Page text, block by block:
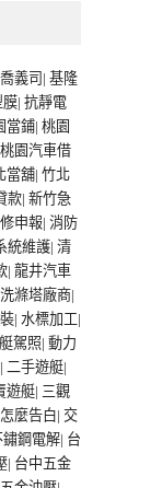
喬義司 | 基隆
膜| 抗靜電
當鋪| 桃園
桃園汽車借
當舖| 竹北
款| 新竹急
申報| 消防
統維護| 清
| 龍井汽車
洗滌塔廠商|
| 水標加工|
駕照| 動力
| 二手遊艇|
遊艇| 三觀
怎麼告白| 交
鏽鋼電解| 台
| 台中五金